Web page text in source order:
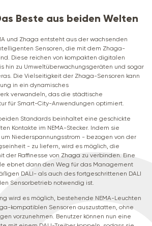
Beste aus beiden Welten
und Zhaga entsteht aus der wachsenden
Sensoren, die mit dem Zhaga-
Diese reichen von kompakten digitalen
hin zu Umweltüberwachungsgeräten und sogar
Die Vielseitigkeit der Zhaga-Sensoren kann
in ein dynamisches
verwandeln, das die städtische
für Smart-City-Anwendungen optimiert.
Standards beinhaltet eine geschickte
Kontakte im NEMA-Stecker. Indem sie
Niederspannungsstrom - bezogen von der
- zu liefern, wird es möglich, die
der Raffinesse von Zhaga zu verbinden. Eine
ebnet dann den Weg für das Management
DALI- als auch des fortgeschrittenen DALI
Sensorbetrieb notwendig ist.
wird es möglich, bestehende NEMA-Leuchten
kompatiblen Sensoren auszustatten, ohne
vorzunehmen. Benutzer können nun eine